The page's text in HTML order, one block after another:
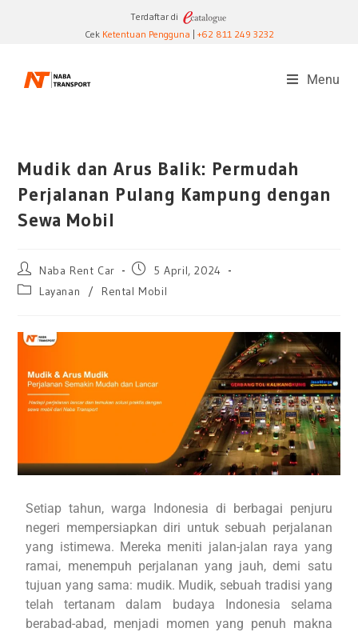
Terdaftar di
CekKetentuan Pengguna +62 811 249 3232
Menu
Mudik dan Arus Balik: Permudah
Perjalanan Pulang Kampung dengan
Sewa Mobil
Naba Rent Car
5 April, 2024
Layanan
/ Rental Mobil
Setiap tahun, warga Indonesia di berbagai penjuru
negeri mempersiapkan diri untuk sebuah perjalanan
yang istimewa. Mereka meniti jalan-jalan raya yang
ramai, menempuh perjalanan yang jauh, demi satu
tujuan yang sama: mudik. Mudik, sebuah tradisi yang
telah tertanam dalam budaya Indonesia selama
berabad-abad, menjadi momen yang penuh makna